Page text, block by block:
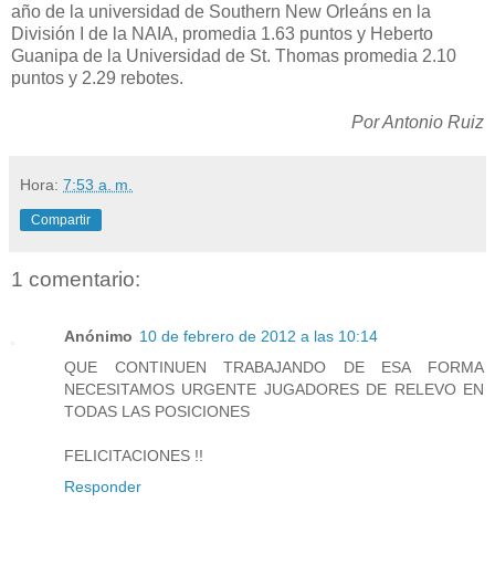
año de la universidad de Southern New Orleáns en la
División I de la NAIA, promedia 1.63 puntos y Heberto
Guanipa de la Universidad de St. Thomas promedia 2.10
puntos y 2.29 rebotes.
Por Antonio Ruiz
Hora: 7:53 a. m.
Compartir
1 comentario:
Anónimo 10 de febrero de 2012 a las 10:14
QUE CONTINUEN TRABAJANDO DE ESA FORMA
NECESITAMOS URGENTE JUGADORES DE RELEVO EN
TODAS LAS POSICIONES
FELICITACIONES !!
Responder